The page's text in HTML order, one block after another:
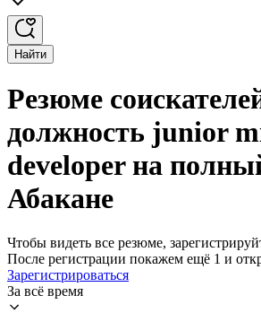
Найти
Резюме
должность junior
developer на
Абакане
Чтобы видеть все резюме,
После регистрации покажем ещё 1 и
Зарегистрироваться
За всё время